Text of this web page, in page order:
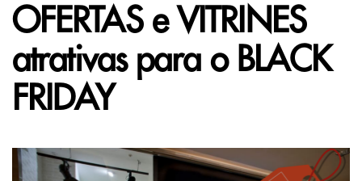
OFERTAS e VITRINES
atrativas para o BLACK
FRIDAY